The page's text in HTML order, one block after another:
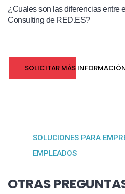
¿Cuales son las diferencias entre
Consulting de RED.ES?
SOLICITAR MÁS
SOLUCIONES PARA
EMPLEADOS
OTRAS